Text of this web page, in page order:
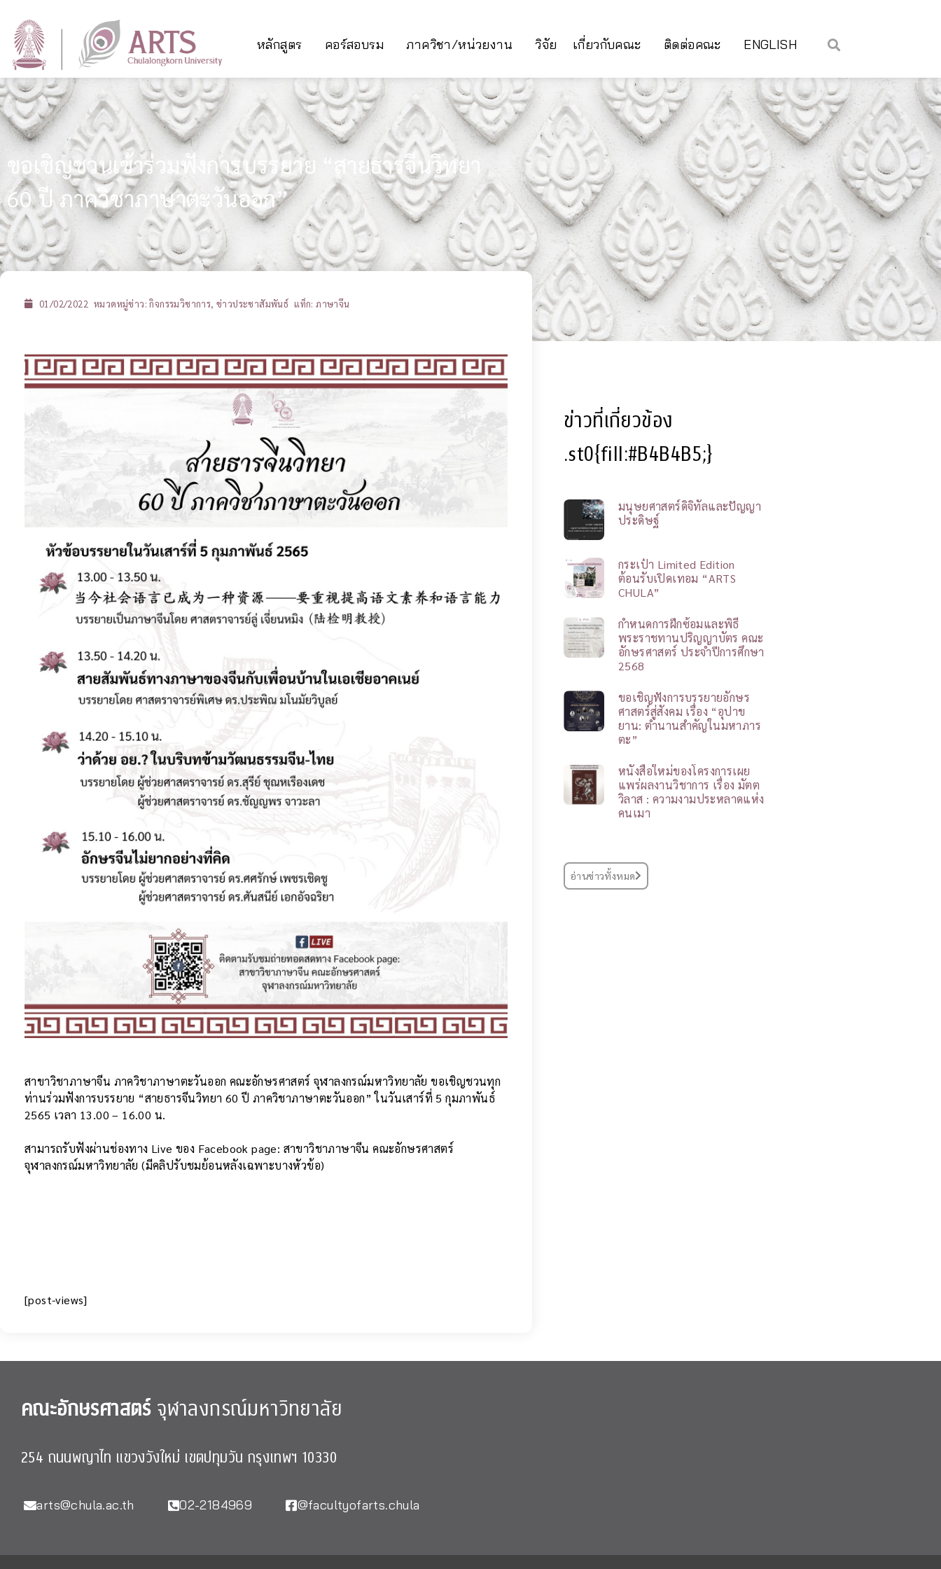
หลักสูตร คอร์สอบรม ภาควิชา/หน่วยงาน วิจัย เกี่ยวกับคณะ ติดต่อคณะ ENGLISH
ขอเชิญชวนเข้าร่วมฟังการบรรยาย “สายธารจีนวิทยา
60 ปี ภาควิชาภาษาตะวันออก”
01/02/2022 หมวดหมู่ข่าว:กิจกรรมวิชาการ,ข่าวประชาสัมพันธ์ แท็ก: ภาษาจีน
สาขาวิชาภาษาจีน ภาควิชาภาษาตะวันออก คณะอักษรศาสตร์ จุฬาลงกรณ์มหาวิทยาลัย ขอเชิญชวนทุก
ท่านร่วมฟังการบรรยาย “สายธารจีนวิทยา 60 ปี ภาควิชาภาษาตะวันออก” ในวันเสาร์ที่ 5 กุมภาพันธ์
2565 เวลา 13.00 – 16.00 น.
สามารถรับฟังผ่านช่องทาง Live ของ Facebook page: สาขาวิชาภาษาจีน คณะอักษรศาสตร์
จุฬาลงกรณ์มหาวิทยาลัย (มีคลิปรับชมย้อนหลังเฉพาะบางหัวข้อ)
[post-views]
ข่าวที่เกี่ยวข้อง
.st0{fill:#B4B4B5;}
มนุษยศาสตร์ดิจิทัลและปัญญา
ประดิษฐ์
กระเป๋า Limited Edition
ต้อนรับเปิดเทอม “ARTS
CHULA”
กำหนดการฝึกซ้อมและพิธี
พระราชทานปริญญาบัตร คณะ
อักษรศาสตร์ ประจำปีการศึกษา
2568
ขอเชิญฟังการบรรยายอักษร
ศาสตร์สู่สังคม เรื่อง “อุปาข
ยาน: ตำนานสำคัญในมหาภาร
ตะ”
หนังสือใหม่ของโครงการเผย
แพร่ผลงานวิชาการ เรื่อง มัตต
วิลาส : ความงามประหลาดแห่ง
คนเมา
อ่านข่าวทั้งหมด
คณะอักษรศาสตร์จุฬาลงกรณ์มหาวิทยาลัย
254 ถนนพญาไท แขวงวังใหม่ เขตปทุมวัน กรุงเทพฯ 10330
arts@chula.ac.th 02-2184969 @facultyofarts.chula